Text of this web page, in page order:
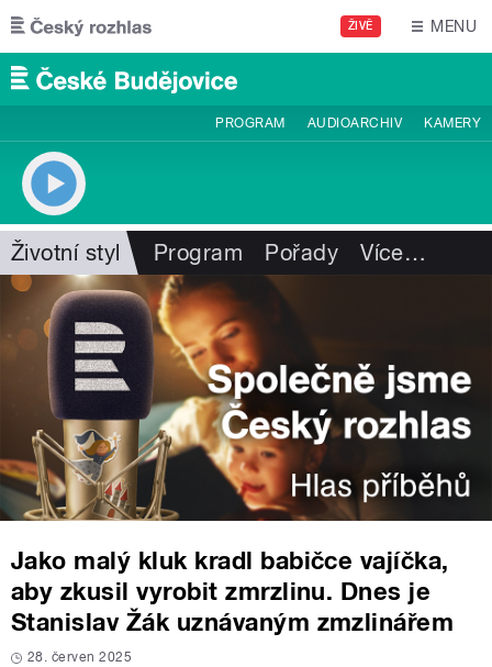
Přejít k hlavnímu obsahu
ŽIVĚ MENU
PROGRAM AUDIOARCHIV KAMERY
Životní styl Program Pořady Více…
Jako malý kluk kradl babičce vajíčka,
aby zkusil vyrobit zmrzlinu. Dnes je
Stanislav Žák uznávaným zmzlinářem
28. červen 2025